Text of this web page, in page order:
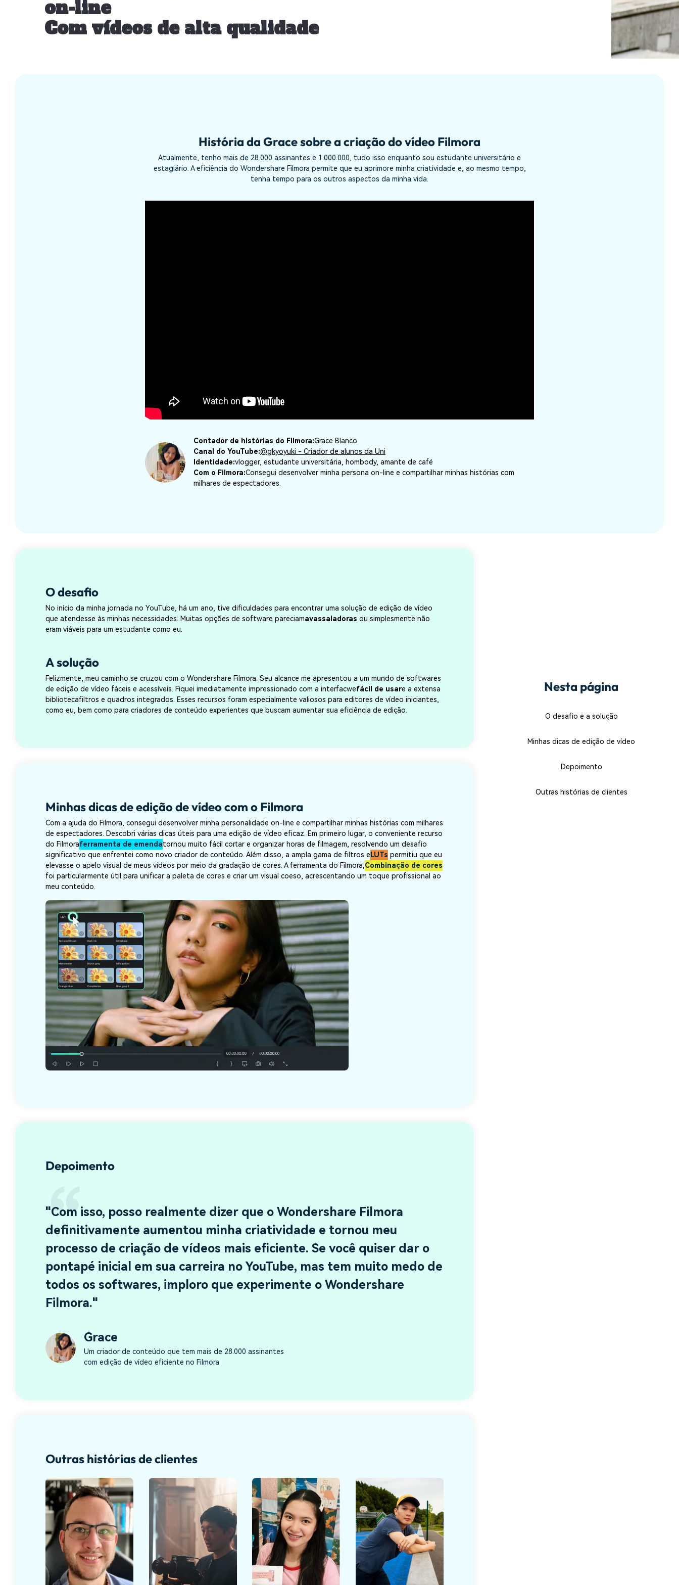
on-line
Com vídeos de alta qualidade
História da Grace sobre a criação do vídeo Filmora
Atualmente, tenho mais de 28.000 assinantes e 1.000.000, tudo isso enquanto sou estudante universitário e
estagiário. A eficiência do Wondershare Filmora permite que eu aprimore minha criatividade e, ao mesmo tempo,
tenha tempo para os outros aspectos da minha vida.
Contador de histórias do Filmora:Grace Blanco
Canal do YouTube:@gkyoyuki - Criador de alunos da Uni
Identidade:vlogger, estudante universitária, hombody, amante de café
Com o Filmora:Consegui desenvolver minha persona on-line e compartilhar minhas histórias com
milhares de espectadores.
O desafio
No início da minha jornada no YouTube, há um ano, tive dificuldades para encontrar uma solução de edição de vídeo
que atendesse às minhas necessidades. Muitas opções de software pareciamavassaladoras ou simplesmente não
eram viáveis para um estudante como eu.
A solução
Felizmente, meu caminho se cruzou com o Wondershare Filmora. Seu alcance me apresentou a um mundo de softwares
de edição de vídeo fáceis e acessíveis. Fiquei imediatamente impressionado com a interfacwefácil de usare a extensa
bibliotecafiltros e quadros integrados. Esses recursos foram especialmente valiosos para editores de vídeo iniciantes,
como eu, bem como para criadores de conteúdo experientes que buscam aumentar sua eficiência de edição.
Minhas dicas de edição de vídeo com o Filmora
Com a ajuda do Filmora, consegui desenvolver minha personalidade on-line e compartilhar minhas histórias com milhares
de espectadores. Descobri várias dicas úteis para uma edição de vídeo eficaz. Em primeiro lugar, o conveniente recurso
do Filmoraferramenta de emendatornou muito fácil cortar e organizar horas de filmagem, resolvendo um desafio
significativo que enfrentei como novo criador de conteúdo. Além disso, a ampla gama de filtros e LUTs permitiu que eu
elevasse o apelo visual de meus vídeos por meio da gradação de cores. A ferramenta do Filmora;Combinação de cores
foi particularmente útil para unificar a paleta de cores e criar um visual coeso, acrescentando um toque profissional ao
meu conteúdo.
Depoimento
"Com isso, posso realmente dizer que o Wondershare Filmora
definitivamente aumentou minha criatividade e tornou meu
processo de criação de vídeos mais eficiente. Se você quiser dar o
pontapé inicial em sua carreira no YouTube, mas tem muito medo de
todos os softwares, imploro que experimente o Wondershare
Filmora."
Grace
Um criador de conteúdo que tem mais de 28.000 assinantes
com edição de vídeo eficiente no Filmora
Outras histórias de clientes
Nesta página
O desafio e a solução
Minhas dicas de edição de vídeo
Depoimento
Outras histórias de clientes